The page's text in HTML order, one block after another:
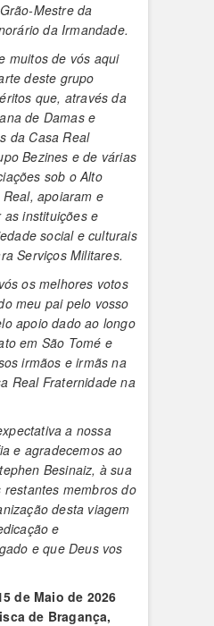
Mestre da
da Irmandade.
muitos de vós aqui
deste grupo
que, através da
de Damas e
da Casa Real
Bezines e de várias
sob o Alto
apoiaram e
instituições e
social e culturais
Serviços Militares.
os melhores votos
meu pai pelo vosso
apoio dado ao longo
em São Tomé e
irmãos e irmãs na
Real Fraternidade na
a nossa
e agradecemos ao
Besinaiz, à sua
membros do
desta viagem
e
e que Deus vos
de Maio de 2026
de Bragança,